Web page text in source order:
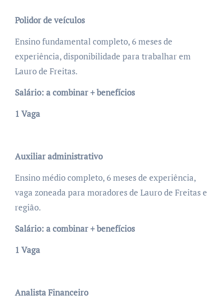
Polidor de veículos
Ensino fundamental completo, 6 meses de
experiência, disponibilidade para trabalhar em
Lauro de Freitas.
Salário: a combinar + benefícios
1 Vaga
Auxiliar administrativo
Ensino médio completo, 6 meses de experiência,
vaga zoneada para moradores de Lauro de Freitas e
região.
Salário: a combinar + benefícios
1 Vaga
Analista Financeiro